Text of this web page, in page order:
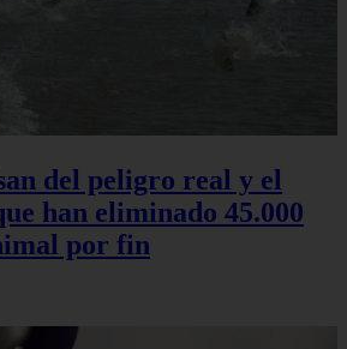
del peligro real y el
han eliminado 45.000
por fin